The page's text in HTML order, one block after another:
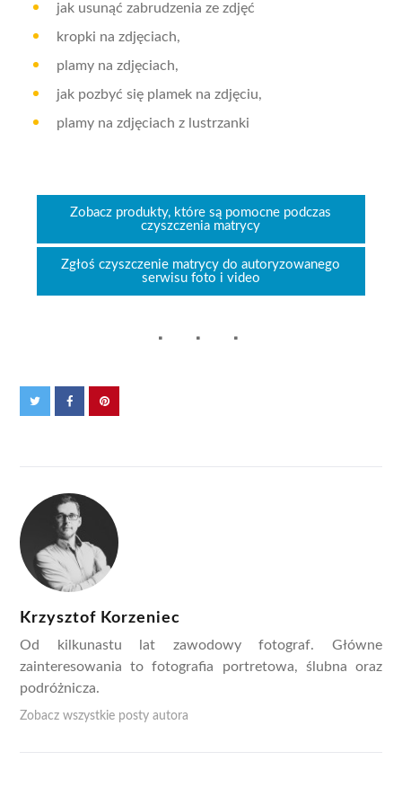
jak usunąć zabrudzenia ze zdjęć
kropki na zdjęciach,
plamy na zdjęciach,
jak pozbyć się plamek na zdjęciu,
plamy na zdjęciach z lustrzanki
Zobacz produkty, które są pomocne podczas
czyszczenia matrycy
Zgłoś czyszczenie matrycy do autoryzowanego
serwisu foto i video
Krzysztof Korzeniec
Od kilkunastu lat zawodowy fotograf. Główne
zainteresowania to fotografia portretowa, ślubna oraz
podróżnicza.
Zobacz wszystkie posty autora